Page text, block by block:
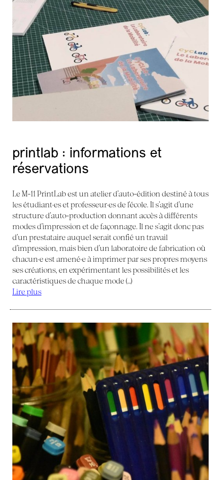
printlab : informations et
réservations
Le M-11 PrintLab est un atelier d’auto-édition destiné à tous
les étudiant·es et professeur·es de l’école. Il s’agit d’une
structure d’auto-production donnant accès à différents
modes d’impression et de façonnage. Il ne s’agit donc pas
d’un prestataire auquel serait confié un travail
d’impression, mais bien d’un laboratoire de fabrication où
chacun·e est amené·e à imprimer par ses propres moyens
ses créations, en expérimentant les possibilités et les
caractéristiques de chaque mode (…)
Lire plus